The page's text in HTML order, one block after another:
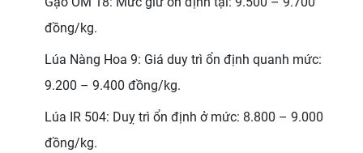
đồng/kg.
Lúa Nàng Hoa 9: Giá duy trì ổn định quanh mức:
9.200 – 9.400 đồng/kg.
Lúa IR 504: Duỵ trì ổn định ở mức: 8.800 – 9.000
đồng/kg.